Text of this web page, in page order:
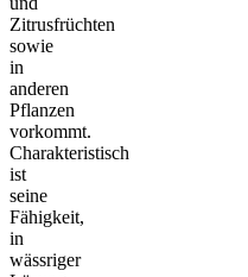
Zitrusfrüchten
sowie
in
anderen
Pflanzen
vorkommt.
Charakteristisch
ist
seine
Fähigkeit,
in
wässriger